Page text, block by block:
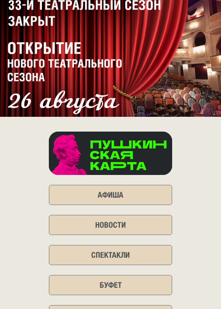
АФИША
НОВОСТИ
СПЕКТАКЛИ
БУФЕТ